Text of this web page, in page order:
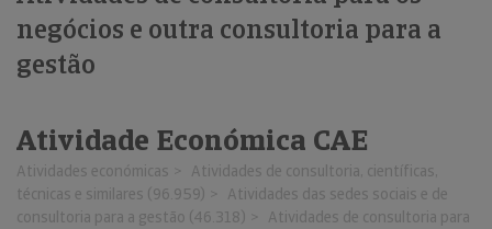
negócios e outra consultoria para a
gestão
Atividade Económica CAE
Atividades económicas
Atividades de consultoria, científicas,
técnicas e similares (96.959)
Atividades das sedes sociais e de
consultoria para a gestão (46.318)
Atividades de consultoria para